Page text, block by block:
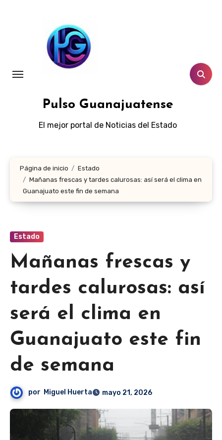
Pulso Guanajuatense
El mejor portal de Noticias del Estado
Página de inicio
Estado
Mañanas frescas y tardes calurosas: así será el clima en
Guanajuato este fin de semana
Estado
Mañanas frescas y
tardes calurosas: así
será el clima en
Guanajuato este fin
de semana
por Miguel Huerta mayo 21, 2026